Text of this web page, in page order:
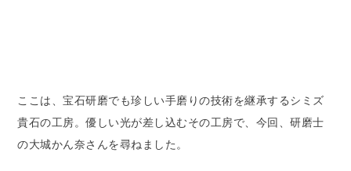
ここは、宝石研磨でも珍しい手磨りの技術を継承するシミズ
貴石の工房。優しい光が差し込むその工房で、今回、研磨士
の大城かん奈さんを尋ねました。